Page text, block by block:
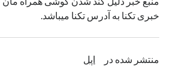
خبری تکنا به آدرس تکنا میباشد.
منتشر شده در اپل